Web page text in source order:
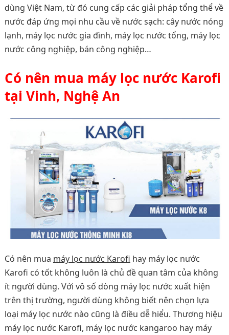
dùng Việt Nam, từ đó cung cấp các giải pháp tổng thể về
nước đáp ứng mọi nhu cầu về nước sạch: cây nước nóng
lạnh, máy lọc nước gia đình, máy lọc nước tổng, máy lọc
nước công nghiệp, bán công nghiệp…
Có nên mua máy lọc nước Karofi
tại Vinh, Nghệ An
Có nên mua máy lọc nước Karofi hay máy lọc nước
Karofi có tốt không luôn là chủ đề quan tâm của không
ít người dùng. Với vô số dòng máy lọc nước xuất hiện
trên thị trường, người dùng không biết nên chọn lựa
loại máy lọc nước nào cũng là điều dễ hiểu. Thương hiệu
máy lọc nước Karofi, máy lọc nước kangaroo hay máy